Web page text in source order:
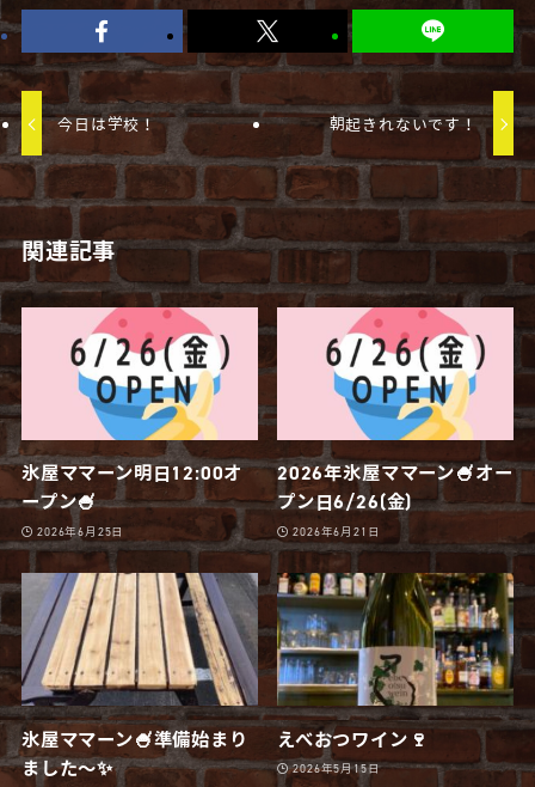
今日は学校！ 朝起きれないです！
関連記事
氷屋ママーン明日12:00オ
ープン🍧
2026年6月25日
2026年氷屋ママーン🍧オー
プン日6/26(金)
2026年6月21日
氷屋ママーン🍧準備始まり
ました〜✨
えべおつワイン🍷
2026年5月15日